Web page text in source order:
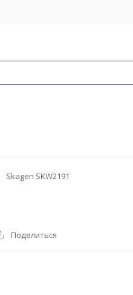
Skagen SKW2191
Поделиться